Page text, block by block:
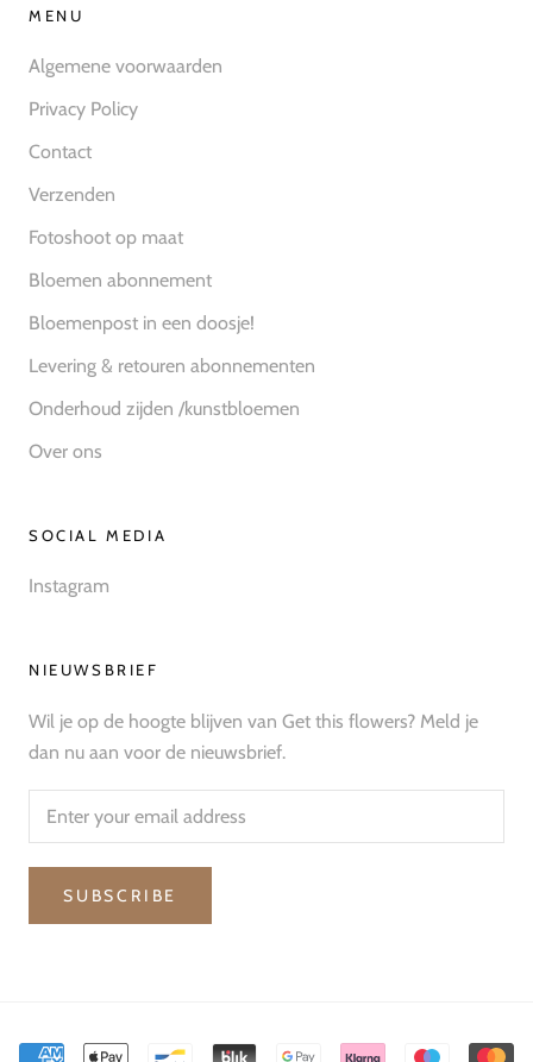
MENU
Algemene voorwaarden
Privacy Policy
Contact
Verzenden
Fotoshoot op maat
Bloemen abonnement
Bloemenpost in een doosje!
Levering & retouren abonnementen
Onderhoud zijden /kunstbloemen
Over ons
SOCIAL MEDIA
Instagram
NIEUWSBRIEF
Wil je op de hoogte blijven van Get this flowers? Meld je
dan nu aan voor de nieuwsbrief.
SUBSCRIBE